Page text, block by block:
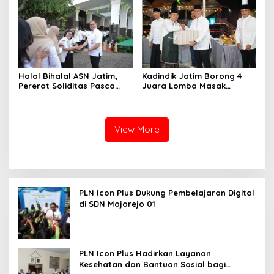
Halal Bihalal ASN Jatim,
Pererat Soliditas Pasca
Kadindik Jatim Borong 4
Juara Lomba Masak
View More
PLN Icon Plus Dukung Pembelajaran Digital
di SDN Mojorejo 01
PLN Icon Plus Hadirkan Layanan
Kesehatan dan Bantuan Sosial bagi